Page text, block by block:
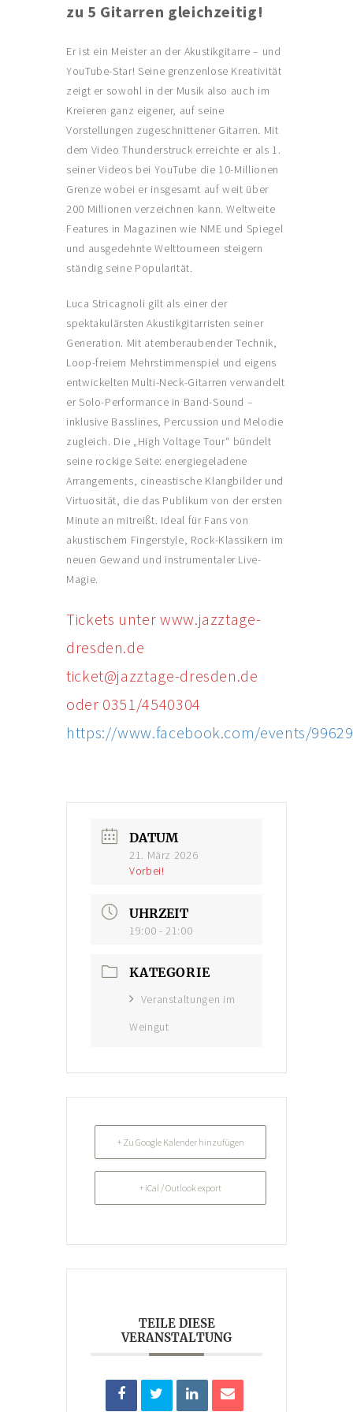
KUNST IM WEINGUT
zu 5 Gitarren gleichzeitig!
Er ist ein Meister an der Akustikgitarre – und
YouTube-Star! Seine grenzenlose Kreativität
zeigt er sowohl in der Musik also auch im
Kreieren ganz eigener, auf seine
Vorstellungen zugeschnittener Gitarren. Mit
dem Video Thunderstruck erreichte er als 1.
seiner Videos bei YouTube die 10-Millionen
Grenze wobei er insgesamt auf weit über
200 Millionen verzeichnen kann. Weltweite
Features in Magazinen wie NME und Spiegel
und ausgedehnte Welttourneen steigern
ständig seine Popularität.
Luca Stricagnoli gilt als einer der
spektakulärsten Akustikgitarristen seiner
Generation. Mit atemberaubender Technik,
Loop-freiem Mehrstimmenspiel und eigens
entwickelten Multi-Neck-Gitarren verwandelt
er Solo-Performance in Band-Sound –
inklusive Basslines, Percussion und Melodie
zugleich. Die „High Voltage Tour“ bündelt
seine rockige Seite: energiegeladene
Arrangements, cineastische Klangbilder und
Virtuosität, die das Publikum von der ersten
Minute an mitreißt. Ideal für Fans von
akustischem Fingerstyle, Rock-Klassikern im
neuen Gewand und instrumentaler Live-
Magie.
Tickets unter www.jazztage-
dresden.de
ticket@jazztage-dresden.de
oder 0351/4540304
https://www.facebook.com/events/
DATUM
21. März 2026
Vorbei!
UHRZEIT
19:00 - 21:00
KATEGORIE
Veranstaltungen im
Weingut
+ Zu Google Kalender hinzufügen
+ iCal / Outlook export
TEILE DIESE
VERANSTALTUNG